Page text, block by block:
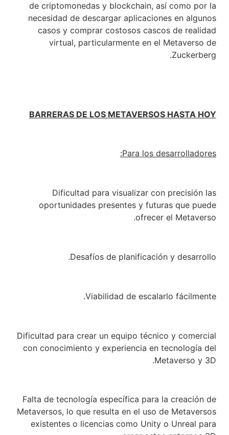
de criptomonedas y blockchain, así como por la
necesidad de descargar aplicaciones en algunos
casos y comprar costosos cascos de realidad
virtual, particularmente en el Metaverso de
Zuckerberg.
BARRERAS DE LOS METAVERSOS HASTA HOY
Para los desarrolladores:
Dificultad para visualizar con precisión las
oportunidades presentes y futuras que puede
ofrecer el Metaverso.
Desafíos de planificación y desarrollo.
Viabilidad de escalarlo fácilmente.
Dificultad para crear un equipo técnico y comercial
con conocimiento y experiencia en tecnología del
Metaverso y 3D.
Falta de tecnología específica para la creación de
Metaversos, lo que resulta en el uso de Metaversos
existentes o licencias como Unity o Unreal para